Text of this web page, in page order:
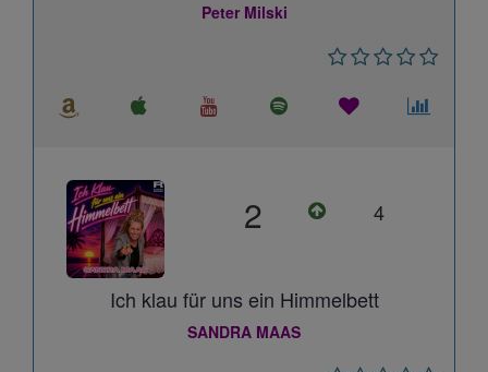
Peter Milski
2 4
Ich klau für uns ein Himmelbett
SANDRA MAAS